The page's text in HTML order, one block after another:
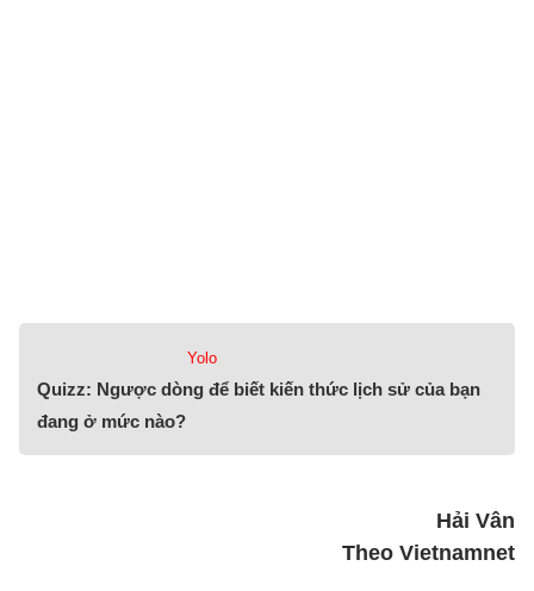
Yolo
Quizz: Ngược dòng để biết kiến thức lịch sử của bạn
đang ở mức nào?
Hải Vân
Theo Vietnamnet